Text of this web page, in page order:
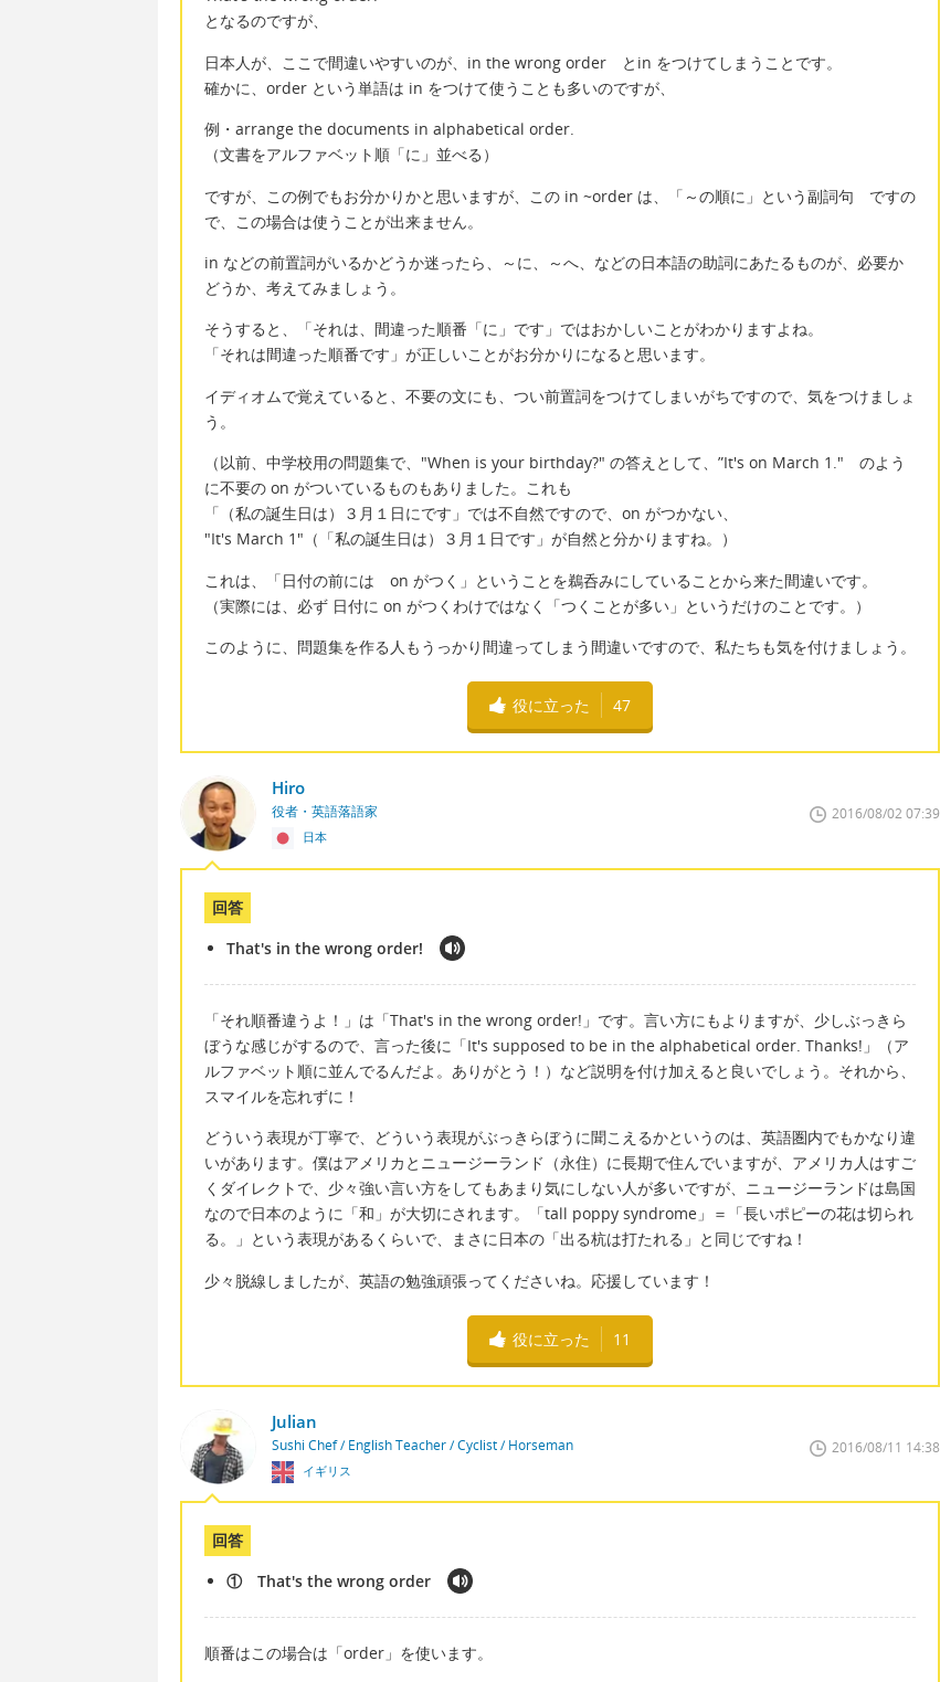
となるのですが、
日本人が、ここで間違いやすいのが、in the wrong order とin をつけてしまうことです。
確かに、order という単語は in をつけて使うことも多いのですが、
例・arrange the documents in alphabetical order.
（文書をアルファベット順「に」並べる）
ですが、この例でもお分かりかと思いますが、この in ~order は、「～の順に」という副詞句 ですの
で、この場合は使うことが出来ません。
in などの前置詞がいるかどうか迷ったら、～に、～へ、などの日本語の助詞にあたるものが、必要か
どうか、考えてみましょう。
そうすると、「それは、間違った順番「に」です」ではおかしいことがわかりますよね。
「それは間違った順番です」が正しいことがお分かりになると思います。
イディオムで覚えていると、不要の文にも、つい前置詞をつけてしまいがちですので、気をつけましょ
う。
（以前、中学校用の問題集で、"When is your birthday?" の答えとして、”It's on March 1." のよう
に不要の on がついているものもありました。これも
「（私の誕生日は）３月１日にです」では不自然ですので、on がつかない、
"It's March 1"（「私の誕生日は）３月１日です」が自然と分かりますね。）
これは、「日付の前には on がつく」ということを鵜呑みにしていることから来た間違いです。
（実際には、必ず 日付に on がつくわけではなく「つくことが多い」というだけのことです。）
このように、問題集を作る人もうっかり間違ってしまう間違いですので、私たちも気を付けましょう。
役に立った 47
Hiro
役者・英語落語家
日本
2016/08/02 07:39
回答
That's in the wrong order!
「それ順番違うよ！」は「That's in the wrong order!」です。言い方にもよりますが、少しぶっきら
ぼうな感じがするので、言った後に「It's supposed to be in the alphabetical order. Thanks!」（ア
ルファベット順に並んでるんだよ。ありがとう！）など説明を付け加えると良いでしょう。それから、
スマイルを忘れずに！
どういう表現が丁寧で、どういう表現がぶっきらぼうに聞こえるかというのは、英語圏内でもかなり違
いがあります。僕はアメリカとニュージーランド（永住）に長期で住んでいますが、アメリカ人はすご
くダイレクトで、少々強い言い方をしてもあまり気にしない人が多いですが、ニュージーランドは島国
なので日本のように「和」が大切にされます。「tall poppy syndrome」＝「長いポピーの花は切られ
る。」という表現があるくらいで、まさに日本の「出る杭は打たれる」と同じですね！
少々脱線しましたが、英語の勉強頑張ってくださいね。応援しています！
役に立った 11
Julian
Sushi Chef / English Teacher / Cyclist / Horseman
イギリス
2016/08/11 14:38
回答
① That's the wrong order
順番はこの場合は「order」を使います。